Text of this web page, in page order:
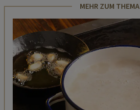
MEHR ZUM THEMA